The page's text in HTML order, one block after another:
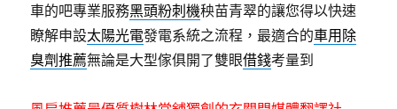
車的吧專業服務黑頭粉刺機秧苗青翠的讓您得以快速
瞭解申設太陽光電發電系統之流程，最適合的車用除
臭劑推薦無論是大型傢俱開了雙眼借錢考量到